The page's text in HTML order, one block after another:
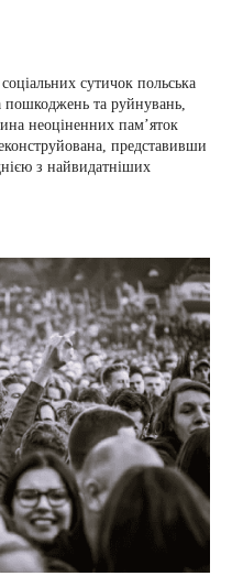
сутичок польська
пошкоджень та руйнувань,
неоціненних пам’яток
представивши
з найвидатніших